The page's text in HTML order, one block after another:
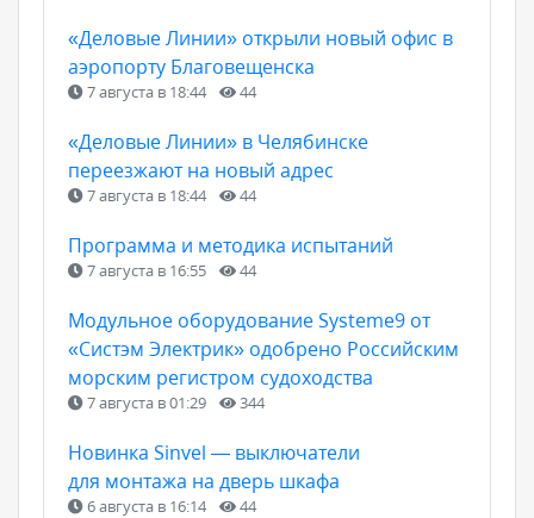
«Деловые Линии» открыли новый офис в
аэропорту Благовещенска
7 августа в 18:44 44
«Деловые Линии» в Челябинске
переезжают на новый адрес
7 августа в 18:44 44
Программа и методика испытаний
7 августа в 16:55 44
Модульное оборудование Systeme9 от
«Систэм Электрик» одобрено Российским
морским регистром судоходства
7 августа в 01:29 344
Новинка Sinvel — выключатели
для монтажа на дверь шкафа
6 августа в 16:14 44